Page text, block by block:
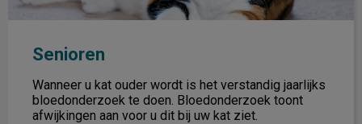
Senioren
Wanneer u kat ouder wordt is het verstandig jaarlijks
bloedonderzoek te doen. Bloedonderzoek toont
afwijkingen aan voor u dit bij uw kat ziet.